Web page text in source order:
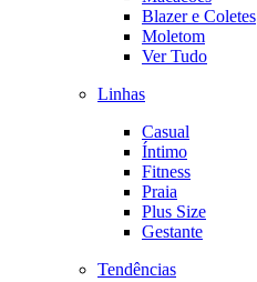
Blazer e Coletes
Moletom
Ver Tudo
Linhas
Casual
Íntimo
Fitness
Praia
Plus Size
Gestante
Tendências